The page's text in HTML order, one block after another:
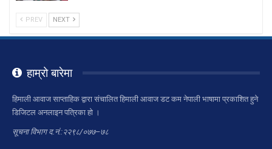
PREV NEXT
हाम्रो बारेमा
हिमाली आवाज साप्ताहिक द्वारा संचालित हिमाली आवाज डट कम नेपाली भाषामा प्रकाशित हुने
डिजिटल अनलाइन पत्रिका हो ।
सूचना विभाग द.नं.:२२९८/०७७–७८